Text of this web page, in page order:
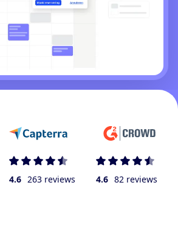
4.6 263 reviews 4.6 82 reviews